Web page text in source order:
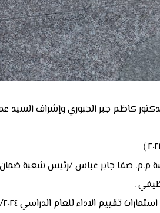
كاظم جبر الجبوري وإشراف
م.م. صفا جابر عباس /رئيس شعبة ضمان
.